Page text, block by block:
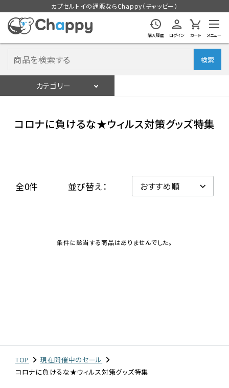
カプセルトイの通販ならChappy（チャッピー）
購入履歴 ログイン カート メニュー
検索
カテゴリー
よくあるご質問
コロナに負けるな★ウィルス対策グッズ特集
全0件 並び替え：
条件に該当する商品はありませんでした。
TOP
現在開催中のセール
コロナに負けるな★ウィルス対策グッズ特集